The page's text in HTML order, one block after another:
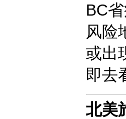
BC
风险
或出
即去
北美